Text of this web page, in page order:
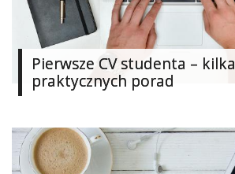
Kultura
Porady
ekspertów
Blogerek
Konkursy
Pierwsze CV studenta – kilka
praktycznych porad